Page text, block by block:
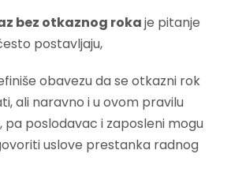
bez otkaznog rokaje pitanje
postavljaju,
obavezu da se otkazni rok
ali naravno i u ovom pravilu
pa poslodavac i zaposleni mogu
uslove prestanka radnog